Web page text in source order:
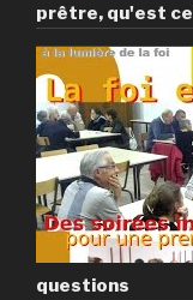
prêtre, qu'est ce
questions